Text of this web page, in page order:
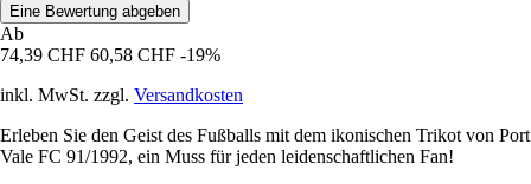
Eine Bewertung abgeben
Ab
74,39 CHF 60,58 CHF -19%
inkl. MwSt. zzgl. Versandkosten
Erleben Sie den Geist des Fußballs mit dem ikonischen Trikot von Port
Vale FC 91/1992, ein Muss für jeden leidenschaftlichen Fan!